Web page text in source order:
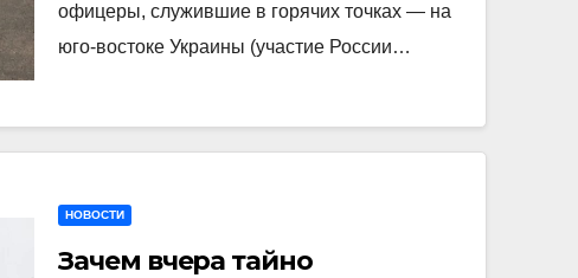
офицеры, служившие в горячих точках — на
юго-востоке Украины (участие России…
НОВОСТИ
Зачем вчера тайно